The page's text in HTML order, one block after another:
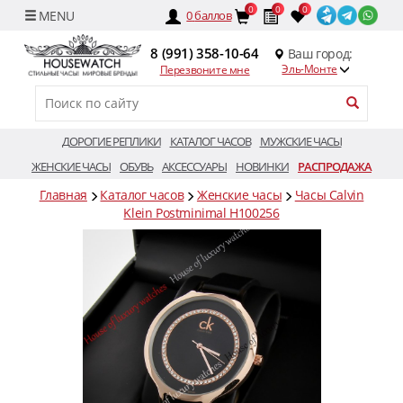
0баллов 0 0 0
8 (991) 358-10-64
Перезвоните мне
Ваш город:
Эль-Монте
ДОРОГИЕ РЕПЛИКИ КАТАЛОГ ЧАСОВ
МУЖСКИЕ ЧАСЫ
ЖЕНСКИЕ ЧАСЫ ОБУВЬ АКСЕССУАРЫ НОВИНКИ РАСПРОДАЖА
Главная Каталог часов Женские часы
Часы Calvin
Klein Postminimal H100256